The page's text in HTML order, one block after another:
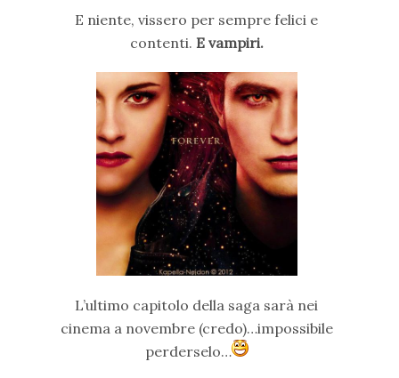
E niente, vissero per sempre felici e
contenti. E vampiri.
L’ultimo capitolo della saga sarà nei
cinema a novembre (credo)…impossibile
perderselo…